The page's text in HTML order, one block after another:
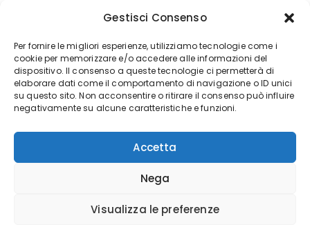
Gestisci Consenso
Per fornire le migliori esperienze, utilizziamo tecnologie come i
cookie per memorizzare e/o accedere alle informazioni del
dispositivo. Il consenso a queste tecnologie ci permetterà di
elaborare dati come il comportamento di navigazione o ID unici
su questo sito. Non acconsentire o ritirare il consenso può influire
negativamente su alcune caratteristiche e funzioni.
Accetta
Nega
Visualizza le preferenze